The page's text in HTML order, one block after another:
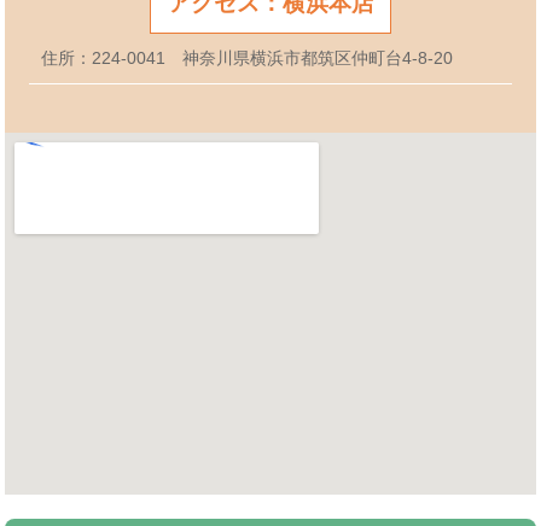
住所：224-0041 神奈川県横浜市都筑区仲町台4-8-20